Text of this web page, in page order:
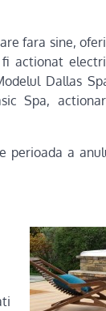
fara sine,
actionat
Dallas
Spa,
perioada a